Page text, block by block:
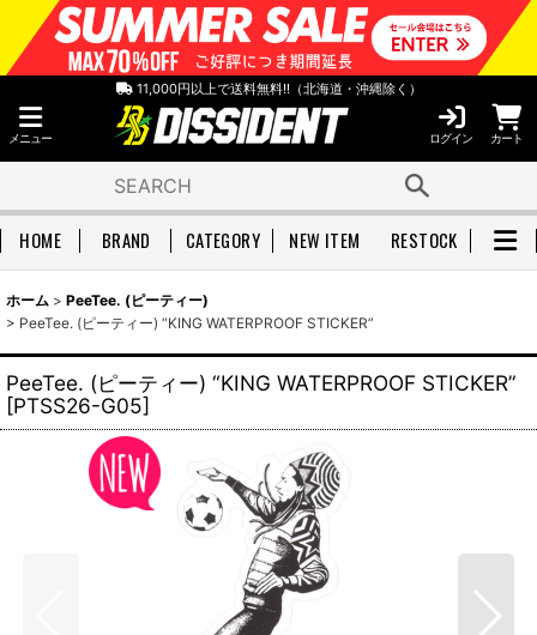
11,000円以上で送料無料!!（北海道・沖縄除く）
メニュー ログイン カート
HOME BRAND CATEGORY NEW ITEM RESTOCK
ホーム > PeeTee. (ピーティー)
> PeeTee. (ピーティー) “KING WATERPROOF STICKER”
PeeTee. (ピーティー) “KING WATERPROOF STICKER”
[PTSS26-G05]